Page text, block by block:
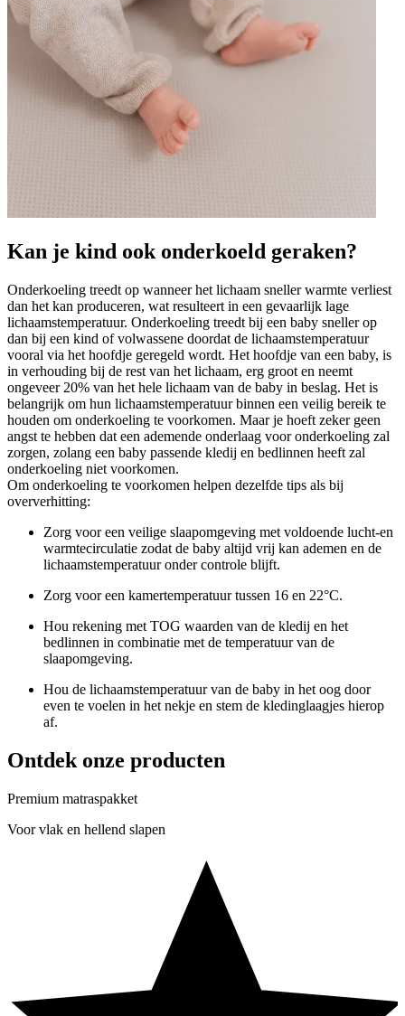
Kan je kind ook onderkoeld geraken?
Onderkoeling treedt op wanneer het lichaam sneller warmte verliest
dan het kan produceren, wat resulteert in een gevaarlijk lage
lichaamstemperatuur. Onderkoeling treedt bij een baby sneller op
dan bij een kind of volwassene doordat de lichaamstemperatuur
vooral via het hoofdje geregeld wordt. Het hoofdje van een baby, is
in verhouding bij de rest van het lichaam, erg groot en neemt
ongeveer 20% van het hele lichaam van de baby in beslag. Het is
belangrijk om hun lichaamstemperatuur binnen een veilig bereik te
houden om onderkoeling te voorkomen. Maar je hoeft zeker geen
angst te hebben dat een ademende onderlaag voor onderkoeling zal
zorgen, zolang een baby passende kledij en bedlinnen heeft zal
onderkoeling niet voorkomen.
Om onderkoeling te voorkomen helpen dezelfde tips als bij
oververhitting:
Zorg voor een veilige slaapomgeving met voldoende lucht-en
warmtecirculatie zodat de baby altijd vrij kan ademen en de
lichaamstemperatuur onder controle blijft.
Zorg voor een kamertemperatuur tussen 16 en 22°C.
Hou rekening met TOG waarden van de kledij en het
bedlinnen in combinatie met de temperatuur van de
slaapomgeving.
Hou de lichaamstemperatuur van de baby in het oog door
even te voelen in het nekje en stem de kledinglaagjes hierop
af.
Ontdek onze producten
Premium matraspakket
Voor vlak en hellend slapen